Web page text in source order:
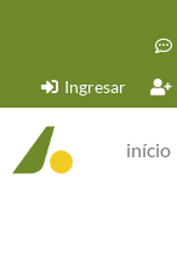
Ingresar
início